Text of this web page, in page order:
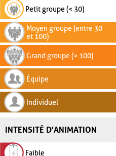
Petit groupe (< 30)
Moyen groupe (entre 30
et 100)
Grand groupe (> 100)
Équipe
Individuel
INTENSITÉ D'ANIMATION
Faible